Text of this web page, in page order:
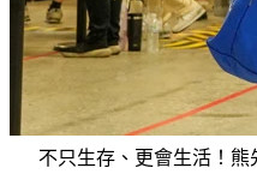
不只生存、更會生活！